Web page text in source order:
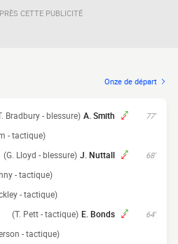
CETTE PUBLICITÉ
Onze de départ
77'
A. Smith
Bradbury - blessure)
- tactique)
68'
J. Nuttall
(G. Lloyd - blessure)
- tactique)
- tactique)
64'
E. Bonds
(T. Pett - tactique)
- tactique)